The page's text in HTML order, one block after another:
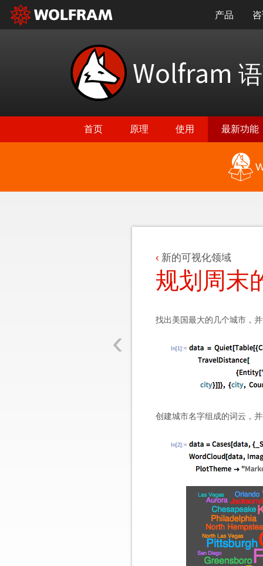
产品
Wolfram
首页 原理 使用 最新功能
‹
新的可视化领域
规划周末
找出美国最大的几个城市，
In[1]:=
创建城市名字组成的词云，
In[2]:=